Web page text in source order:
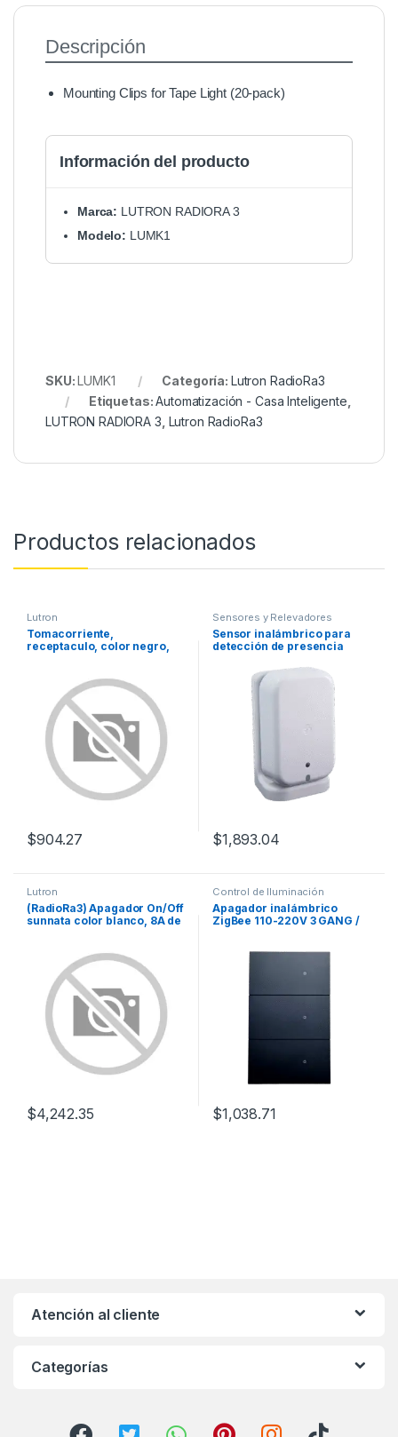
Descripción
Mounting Clips for Tape Light (20-pack)
Información del producto
Marca: LUTRON RADIORA 3
Modelo: LUMK1
SKU:LUMK1 Categoría: Lutron RadioRa3
Etiquetas:Automatización - Casa Inteligente
LUTRON RADIORA 3 Lutron RadioRa3
Productos relacionados
Lutron
Tomacorriente,
receptaculo, color negro,
$904.27
Sensores y Relevadores
Sensor inalámbrico para
detección de presencia
$1,893.04
Lutron
(RadioRa3) Apagador On/Off
sunnata color blanco, 8A de
$4,242.35
Control de Iluminación
Apagador inalámbrico
ZigBee 110-220V 3 GANG /
$1,038.71
Atención al cliente
Categorías